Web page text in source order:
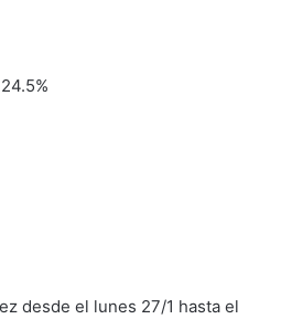
desde el lunes 27/1 hasta el